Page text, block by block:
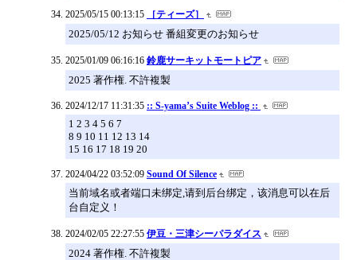
2025/05/15 00:13:15 ［ティーズ］
2025/05/12 お知らせ 番組変更のお知らせ
2025/01/09 06:16:16 鈴鹿サーキットモートピア
2025 著作権. 不許複製
2024/12/17 11:31:35 :: S-yama’s Suite Weblog ::
1 2 3 4 5 6 7
8 9 10 11 12 13 14
15 16 17 18 19 20
2024/04/22 03:52:09 Sound Of Silence
当前域名或者端口未绑定,请到后台绑定，该消息可以在后
台自定义！
2024/02/05 22:27:55 伊豆・三津シーパラダイス
2024 著作権. 不許複製